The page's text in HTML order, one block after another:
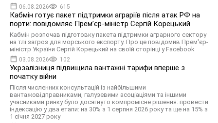
06.08.2026 615
Кабмін готує пакет підтримки аграріїв після атак РФ на
порти: повідомляє Прем’єр-міністр Сергій Корецький
Кабмін розпочав підготовку пакета підтримки аграрного сектору
на тлі загроз для морського експорту. Про це повідомив Прем'єр-
міністр України Сергій Корецький на своїй сторінці у Facebook
03.08.2026 102
Укрзалізниця підвищила вантажні тарифи вперше з
початку війни
Після численних консультацій із найбільшими
вантажовідправниками, галузевими асоціаціями та іншими
учасниками ринку було досягнуто компромісне рішення: провести
індексацію у два етапи: на 30% з 1 серпня 2026 року та ще на 15% з
1 січня 2027 року